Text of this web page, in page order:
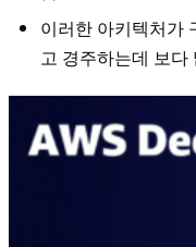
이러한 아키텍처가
고 경주하는데 보다